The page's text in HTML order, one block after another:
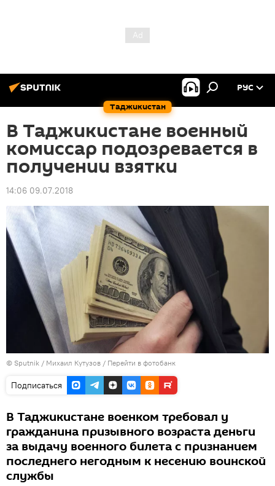
Таджикистан
РУС
В Таджикистане военный
комиссар подозревается в
получении взятки
14:06 09.07.2018
© Sputnik / Михаил Кутузов / Перейти в фотобанк
Подписаться
В Таджикистане военком требовал у
гражданина призывного возраста деньги
за выдачу военного билета с признанием
последнего негодным к несению воинской
службы